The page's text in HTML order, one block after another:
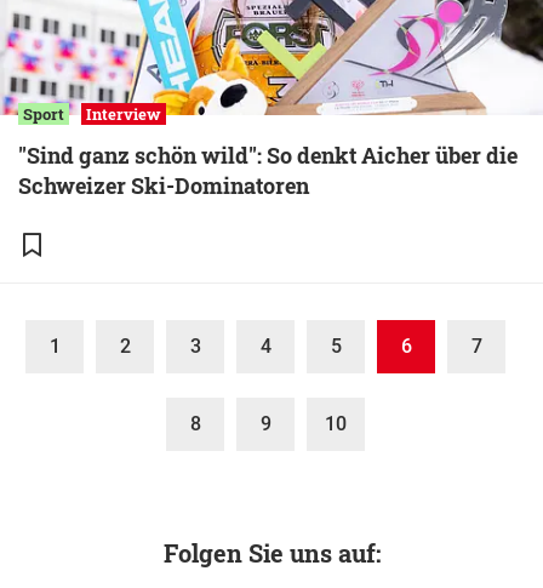
Sport Interview
"Sind ganz schön wild": So denkt Aicher über die
Schweizer Ski-Dominatoren
1 2 3 4 5 6 7
8 9 10
Folgen Sie uns auf: